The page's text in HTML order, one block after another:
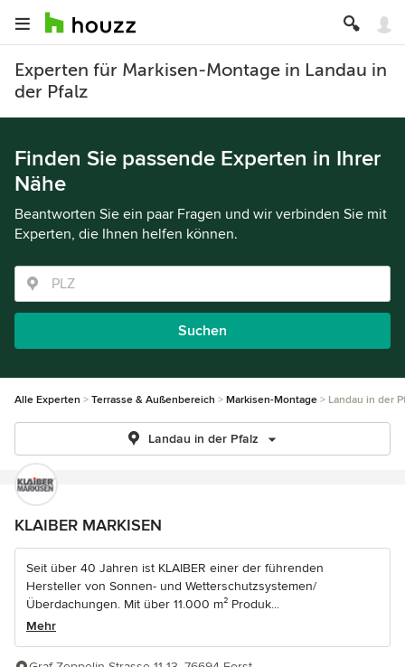
Experten für Markisen-Montage in Landau in
der Pfalz
Finden Sie passende Experten in Ihrer
Nähe
Beantworten Sie ein paar Fragen und wir verbinden Sie mit
Experten, die Ihnen helfen können.
Suchen
Alle Experten Terrasse & Außenbereich Markisen-Montage Landau in der
Landau in der Pfalz
KLAIBER MARKISEN
Seit über 40 Jahren ist KLAIBER einer der führenden
Hersteller von Sonnen- und Wetterschutzsystemen/
Überdachungen. Mit über 11.000 m² Produk...
Mehr